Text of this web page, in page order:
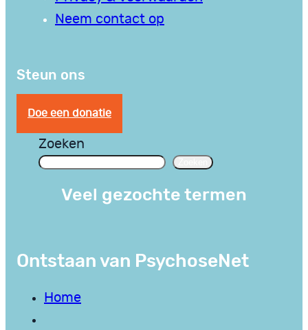
Neem contact op
Steun ons
Doe een donatie
Zoeken
Veel gezochte termen
Ontstaan van PsychoseNet
Home